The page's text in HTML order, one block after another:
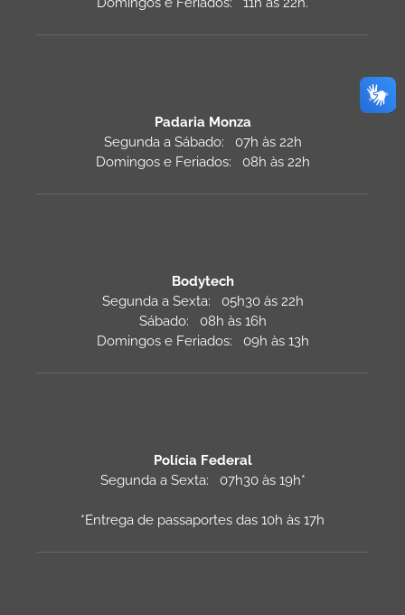
Padaria Monza
Segunda a Sábado: 07h às 22h
Domingos e Feriados: 08h às 22h
Bodytech
Segunda a Sexta: 05h30 às 22h
Sábado: 08h às 16h
Domingos e Feriados: 09h às 13h
Polícia Federal
Segunda a Sexta: 07h30 às 19h*
*Entrega de passaportes das 10h às 17h